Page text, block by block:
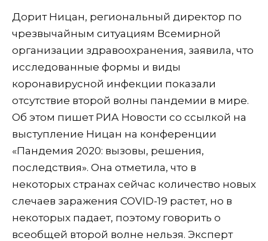
Дорит Ницан, региональный директор по
чрезвычайным ситуациям Всемирной
организации здравоохранения, заявила, что
исследованные формы и виды
коронавирусной инфекции показали
отсутствие второй волны пандемии в мире.
Об этом пишет РИА Новости со ссылкой на
выступление Ницан на конференции
«Пандемия 2020: вызовы, решения,
последствия». Она отметила, что в
некоторых странах сейчас количество новых
слечаев заражения COVID-19 растет, но в
некоторых падает, поэтому говорить о
всеобщей второй волне нельзя. Эксперт